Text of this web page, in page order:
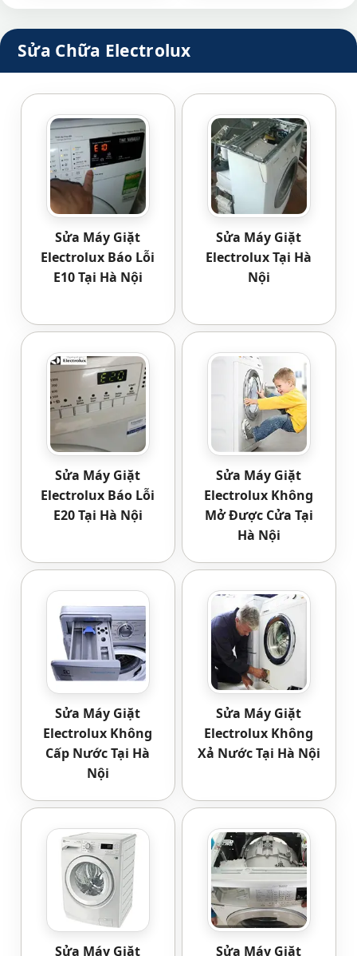
Sửa Chữa Electrolux
Sửa Máy Giặt
Electrolux Báo Lỗi
E10 Tại Hà Nội
Sửa Máy Giặt
Electrolux Tại Hà
Nội
Sửa Máy Giặt
Electrolux Báo Lỗi
E20 Tại Hà Nội
Sửa Máy Giặt
Electrolux Không
Mở Được Cửa Tại
Hà Nội
Sửa Máy Giặt
Electrolux Không
Cấp Nước Tại Hà
Nội
Sửa Máy Giặt
Electrolux Không
Xả Nước Tại Hà Nội
Sửa Máy Giặt Sửa Máy Giặt